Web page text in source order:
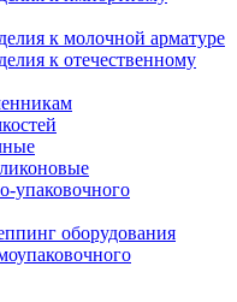
к молочной арматуре
к отечественному
упаковочного
оборудования